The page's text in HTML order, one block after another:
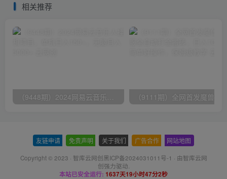
相关推荐
友链申请 免责声明 关于我们 广告合作 网站地图
Copyright © 2023 · 智库云网创黑ICP备2024031011号-1 · 由智库云网
创强力驱动.
本站已安全运行: 1637天19小时47分3秒